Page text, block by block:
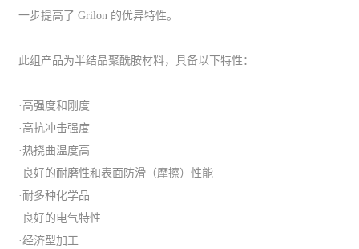
一步提高了 Grilon 的优异特性。
此组产品为半结晶聚酰胺材料，具备以下特性：
·高强度和刚度
·高抗冲击强度
·热挠曲温度高
·良好的耐磨性和表面防滑（摩擦）性能
·耐多种化学品
·良好的电气特性
·经济型加工